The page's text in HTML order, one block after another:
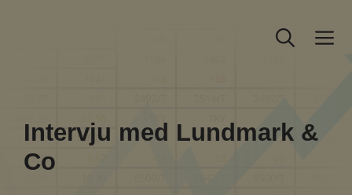
Intervju med Lundmark &
Co